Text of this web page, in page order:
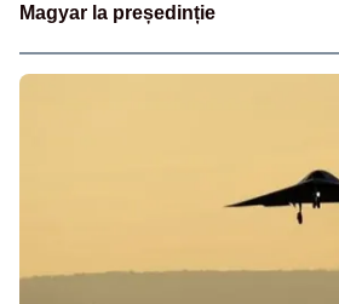
Magyar la președinție